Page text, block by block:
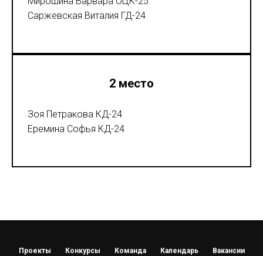
Саржевская Виталия ГД-24
2 место
Зоя Петракова КД-24
Еремина Софья КД-24
Проекты Конкурсы Команда Календарь Вакансии